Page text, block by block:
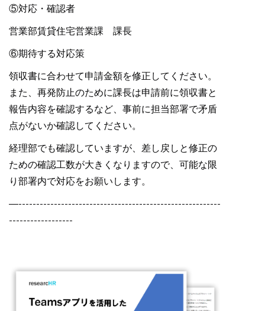
⑤対応・確認者
営業部賃貸住宅営業課 課長
⑥期待する対応策
領収書に合わせて申請金額を修正してください。
また、再発防止のために課長は申請前に領収書と
報告内容を確認するなど、事前に担当部署で矛盾
点がないか確認してください。
経理部でも確認していますが、差し戻しと修正の
ための確認工数が大きくなりますので、可能な限
り部署内で対応をお願いします。
—---------------------------------------------------------
------------------